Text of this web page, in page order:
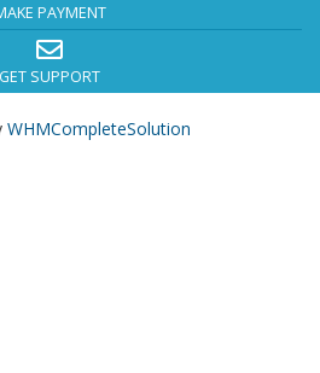
PAYMENT
GET SUPPORT
WHMCompleteSolution